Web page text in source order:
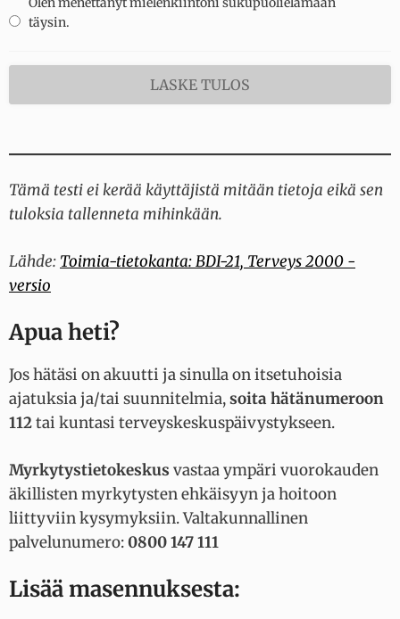
täysin.
Tämä testi ei kerää käyttäjistä mitään tietoja eikä sen
tuloksia tallenneta mihinkään.
Lähde: Toimia-tietokanta: BDI-21, Terveys 2000 -
versio
Apua heti?
Jos hätäsi on akuutti ja sinulla on itsetuhoisia
ajatuksia ja/tai suunnitelmia,soita hätänumeroon
112tai kuntasi terveyskeskuspäivystykseen.
Myrkytystietokeskus vastaa ympäri vuorokauden
äkillisten myrkytysten ehkäisyyn ja hoitoon
liittyviin kysymyksiin. Valtakunnallinen
palvelunumero:0800 147 111
Lisää masennuksesta: